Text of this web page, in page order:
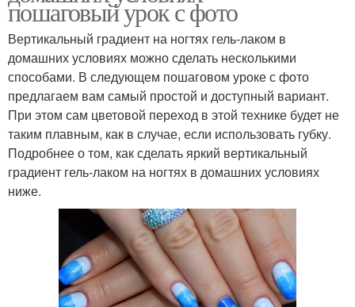
пошаговый урок с фото
Вертикальный градиент на ногтях гель-лаком в
домашних условиях можно сделать несколькими
способами. В следующем пошаговом уроке с фото
предлагаем вам самый простой и доступный вариант.
При этом сам цветовой переход в этой технике будет не
таким плавным, как в случае, если использовать губку.
Подробнее о том, как сделать яркий вертикальный
градиент гель-лаком на ногтях в домашних условиях
ниже.